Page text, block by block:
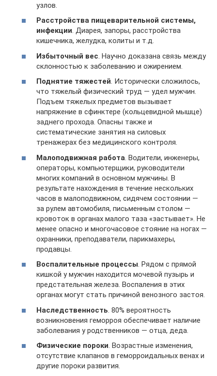
узлов.
Расстройства пищеварительной системы,
инфекции. Диарея, запоры, расстройства
кишечника, желудка, колиты и т.д.
Избыточный вес . Научно доказана связь между
склонностью к заболеванию и ожирением.
Поднятие тяжестей. Исторически сложилось,
что тяжелый физический труд — удел мужчин.
Подъем тяжелых предметов вызывает
напряжение в сфинктере (кольцевидной мышце)
заднего прохода. Опасны также и
систематические занятия на силовых
тренажерах без медицинского контроля.
Малоподвижная работа . Водители, инженеры,
операторы, компьютерщики, руководители
многих компаний в основном мужчины. В
результате нахождения в течение нескольких
часов в малоподвижном, сидячем состоянии —
за рулем автомобиля, письменным столом —
кровоток в органах малого таза «застывает». Не
менее опасно и многочасовое стояние на ногах —
охранники, преподаватели, парикмахеры,
продавцы.
Воспалительные процессы. Рядом с прямой
кишкой у мужчин находится мочевой пузырь и
предстательная железа. Воспаления в этих
органах могут стать причиной венозного застоя.
Наследственность . 80% вероятность
возникновения геморроя обеспечивает наличие
заболевания у родственников — отца, деда.
Физические пороки. Возрастные изменения,
отсутствие клапанов в геморроидальных венах и
другие пороки развития.